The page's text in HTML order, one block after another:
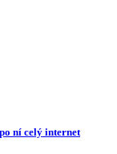
ní celý internet